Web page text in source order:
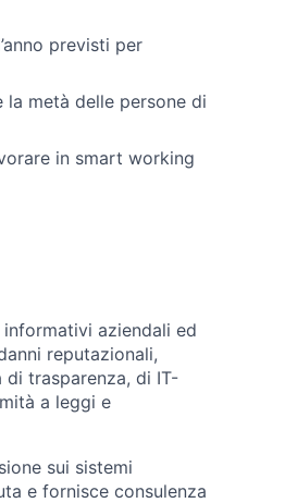
previsti per
la metà delle persone di
in smart working
aziendali ed
reputazionali,
trasparenza, di IT-
a leggi e
sui sistemi
e fornisce consulenza